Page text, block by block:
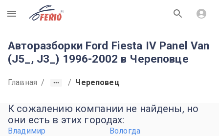
R
Авторазборки Ford Fiesta IV Panel Van
(J5_, J3_) 1996-2002 в Череповце
Главная / / Череповец
К сожалению компании не найдены, но
они есть в этих городах:
Владимир
Вологда